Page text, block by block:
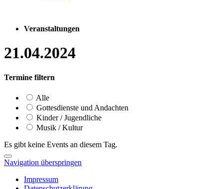
Veranstaltungen
21.04.2024
Termine filtern
Alle
Gottesdienste und Andachten
Kinder / Jugendliche
Musik / Kultur
Es gibt keine Events an diesem Tag.
Navigation überspringen
Impressum